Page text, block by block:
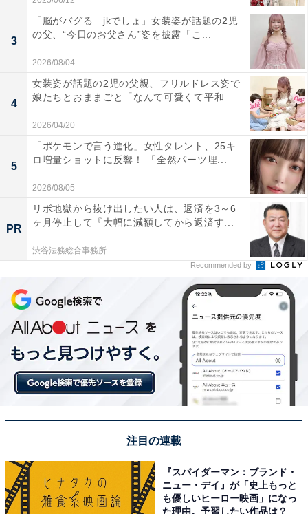
3
「脳がバグる jkでしょ」女装姿が話題の2児
の父、“今日のお父さん”姿を披露「こ...
2026/08/04
4
女装姿が話題の2児の父親、フリルドレス姿で
娘たちとおままごと「なんて可愛くて平和...
2026/04/20
5
「ポケモンで言う進化」女性タレント、25キ
ロ増量ショットに反響！ 「全然パーツ埋...
2026/08/05
PR
リボ地獄から抜け出したい人は、返済を3～6
ヶ月停止して『大幅に減額してから返済す...
渋谷法務総合事務所
Recommended by
注目の連載
『スパイダーマン：ブランド・
ニュー・デイ』が「史上もっと
も優しいヒーロー映画」になっ
た理由。予習したい作品は？